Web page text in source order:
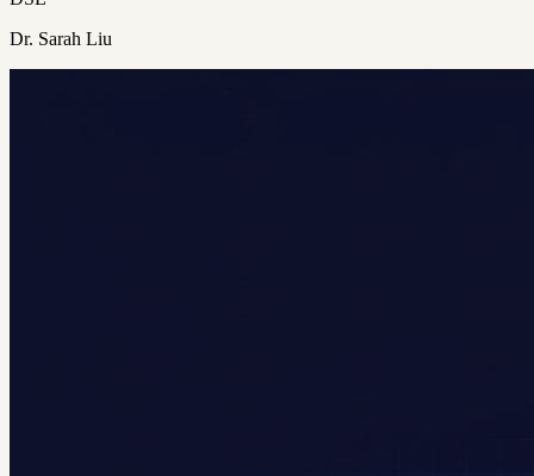
Dr. Sarah Liu